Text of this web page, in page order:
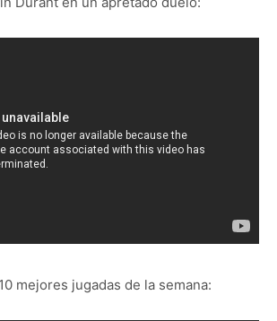
mejores jugadas de la semana: